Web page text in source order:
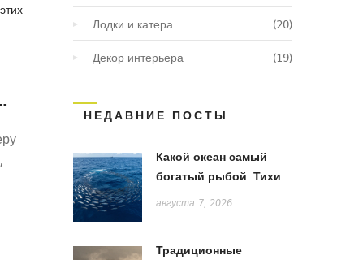
Лодки и катера (20)
Декор интерьера (19)
НЕДАВНИЕ ПОСТЫ
Какой океан самый
богатый рыбой: Тихий,
Атлантический или
августа 7, 2026
Традиционные